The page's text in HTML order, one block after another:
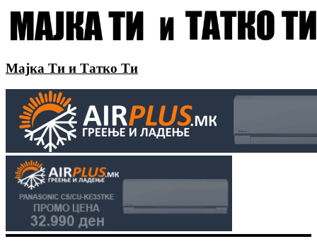
Мајка Ти и Татко Ти